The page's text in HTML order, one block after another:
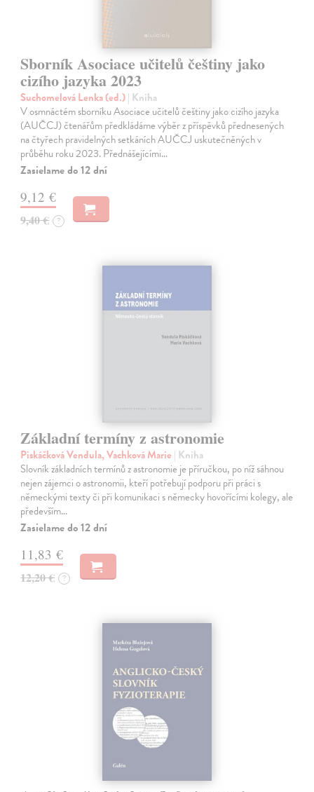
Sborník Asociace učitelů češtiny jako
cizího jazyka 2023
Suchomelová Lenka (ed.)| Kniha
V osmnáctém sborníku Asociace učitelů češtiny jako cizího jazyka
(AUČCJ) čtenářům předkládáme výběr z příspěvků přednesených
na čtyřech pravidelných setkáních AUČCJ uskutečněných v
průběhu roku 2023. Přednášejícími…
Zasielame do 12 dní
9,12 €
9,40 € ?
Základní termíny z astronomie
Piskáčková Vendula, Vachková Marie | Kniha
Slovník základních termínů z astronomie je příručkou, po níž sáhnou
nejen zájemci o astronomii, kteří potřebují podporu při práci s
německými texty či při komunikaci s německy hovořícími kolegy, ale
především…
Zasielame do 12 dní
11,83 €
12,20 € ?